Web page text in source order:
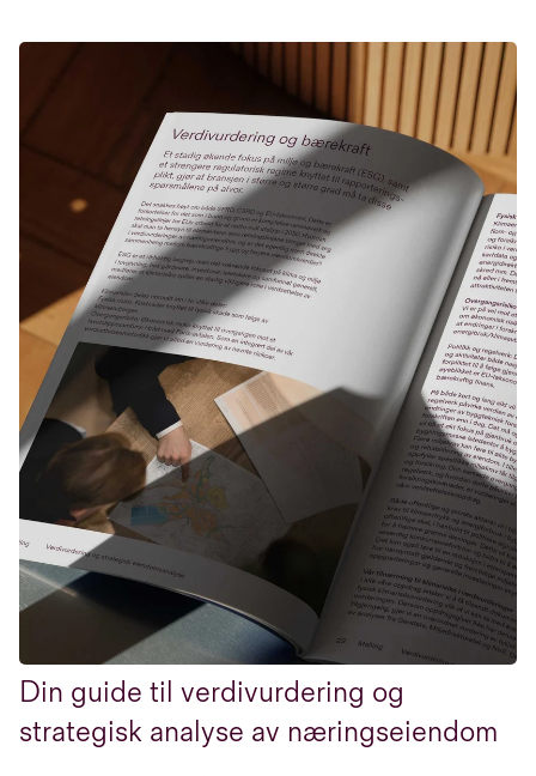
Din guide til verdivurdering og
strategisk analyse av næringseiendom